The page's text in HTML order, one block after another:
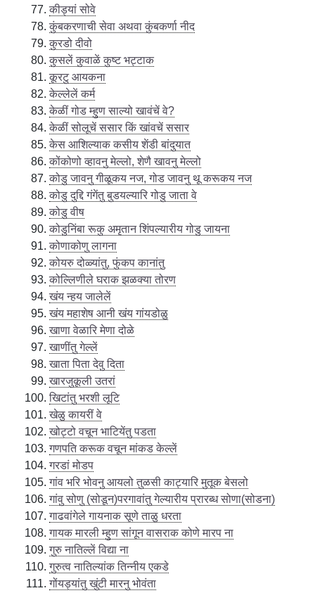
कीड्यां सोवे
कुंबकरणाची सेवा अथवा कुंबकर्णा नीद
कुरडो दीवो
कुसलें कुवाळें कुष्ट भट्टाक
कूरटु आयकना
केल्लेलें कर्म
केळीं गोड म्हुण साल्यो खावंचें वे?
केळीं सोलूचें ससार किं खांवचें ससार
केस आशिल्याक कसीय शेंडी बांदुयात
कोंकोणो व्हावनु मेल्लो, शेणै खावनु मेल्लो
कोडु जावनु गीळूकय नज, गोड जावनु थू करूकय नज
कोडु दुद्दि गंगेंतु बुडयल्यारि गोडु जाता वे
कोडु वीष
कोडुनिंबा रूकु अमृतान शिंपल्यारीय गोडु जायना
कोणाकोणु लागना
कोयरु दोळ्यांतु, फुंकप कानांतु
कोल्लिणीले घराक झळक्या तोरण
खंय न्हय जालेलें
खंय महाशेष आनी खंय गांयडोळु
खाणा वेळारि मेणा दोळे
खाणींतु गेल्लें
खाता पिता देवु दिता
खारजुकूली उतरां
खिटांतु भरशी लूटि
खेळु कायरीं वे
खोट्टो वचून भाटियेंतु पडता
गणपति करूक वचून मांकड केल्लें
गरडां मोडप
गांव भरि भोवनु आयलो तुळसी काट्यारि मुतूक बेसलो
गांवु सोणु (सोडून)परगावांतु गेल्यारीय प्रारब्ध सोणा(सोडना)
गाढवांगेले गायनाक सूणे ताळु धरता
गायक मारली म्हुण सांगून वासराक कोणे मारप ना
गुरु नातिल्लें विद्या ना
गुरुत्व नातिल्यांक तिन्नीय एकडे
गोंयड्यांतु खुंटी मारनु भोवंता